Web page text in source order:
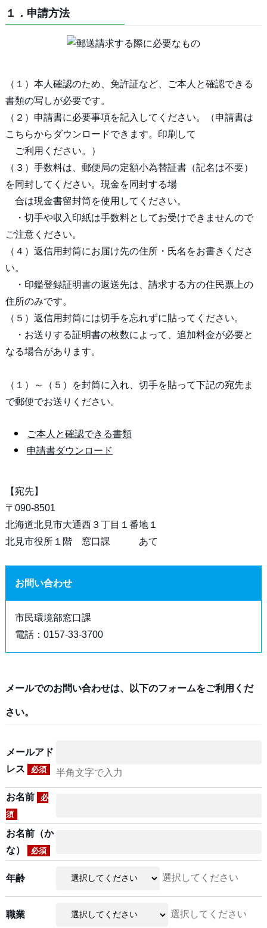
１．申請方法
（１）本人確認のため、免許証など、ご本人と確認できる
書類の写しが必要です。
（２）申請書に必要事項を記入してください。（申請書は
こちらからダウンロードできます。印刷して
ご利用ください。）
（３）手数料は、郵便局の定額小為替証書（記名は不要）
を同封してください。現金を同封する場
合は現金書留封筒を使用してください。
・切手や収入印紙は手数料としてお受けできませんので
ご注意ください。
（４）返信用封筒にお届け先の住所・氏名をお書きくださ
い。
・印鑑登録証明書の返送先は、請求する方の住民票上の
住所のみです。
（５）返信用封筒には切手を忘れずに貼ってください。
・お送りする証明書の枚数によって、追加料金が必要と
なる場合があります。
（１）～（５）を封筒に入れ、切手を貼って下記の宛先ま
で郵便でお送りください。
ご本人と確認できる書類
申請書ダウンロード
【宛先】
〒090-8501
北海道北見市大通西３丁目１番地１
北見市役所１階 窓口課 あて
お問い合わせ
市民環境部窓口課
電話：0157-33-3700
メールでのお問い合わせは、以下のフォームをご利用くだ
さい。
メールアド
レス
必須 半角文字で入力
お名前
必
須
お名前（か
な）
必須
年齢 選択してください
職業 選択してください